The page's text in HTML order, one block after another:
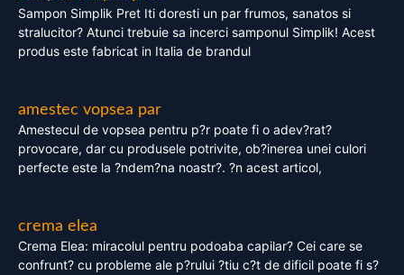
Sampon Simplik Pret Iti doresti un par frumos, sanatos si
stralucitor? Atunci trebuie sa incerci samponul Simplik! Acest
produs este fabricat in Italia de brandul
amestec vopsea par
Amestecul de vopsea pentru p?r poate fi o adev?rat?
provocare, dar cu produsele potrivite, ob?inerea unei culori
perfecte este la ?ndem?na noastr?. ?n acest articol,
crema elea
Crema Elea: miracolul pentru podoaba capilar? Cei care se
confrunt? cu probleme ale p?rului ?tiu c?t de dificil poate fi s?